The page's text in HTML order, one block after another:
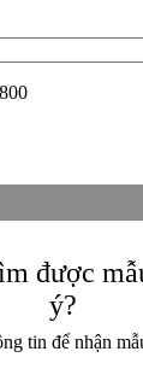
được
ý?
tin để nhận